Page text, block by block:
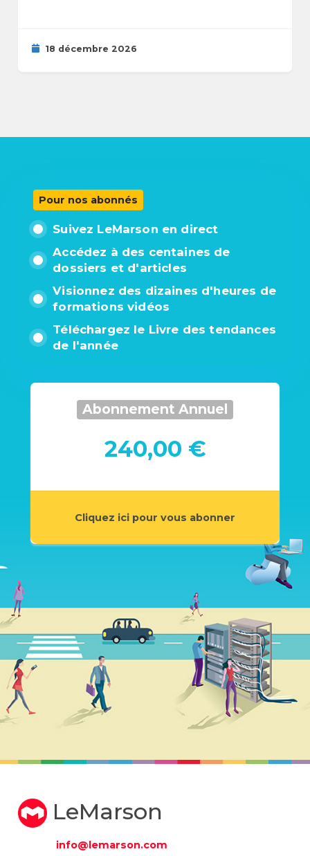
18 décembre 2026
Pour nos abonnés
Suivez LeMarson en direct
Accédez à des centaines de
dossiers et d'articles
Visionnez des dizaines d'heures de
formations vidéos
Téléchargez le Livre des tendances
de l'année
Abonnement Annuel
240,00 €
Cliquez ici pour vous abonner
LeMarson
info@lemarson.com